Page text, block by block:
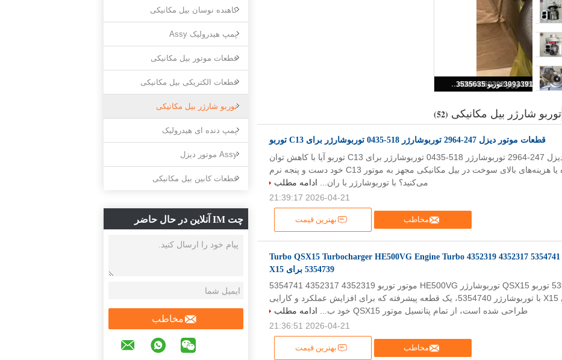
کاهنده نوسان بیل مکانیکی
پمپ هیدرولیک Assy
قطعات موتور بیل مکانیکی
قطعات الکتریکی بیل مکانیکی
توربو شارژر بیل مکانیکی
پمپ دنده ای هیدرولیک
Assy موتور دیزل
قطعات کابین بیل مکانیکی
چت IM آنلاین در حال حاضر
مخاطب
450-0550 TURBOCHARGER 4500550 434-6553 4346553 432-8950 4328950 450-0557 CAT390F توربو
توربو شارژر بیل مکانیکی (52)
قطعات موتور دیزل 247-2964 توربوشارژر 518-0435 توربوشارژر برای C13 توربو
مخاطب بهترین قیمت
قطعات موتور دیزل 247-2964 توربوشارژر 518-0435 توربوشارژر برای C13 توربو آیا با کاهش توان
موتور، دود سیاه یا هزینه‌های بالای سوخت در بیل مکانیکی مجهز به موتور C13 خود دست و پنجه نرم
می‌کنید؟ با توربوشارژر با ران... ادامه مطلب
2026-04-21 21:39:17
5354740 Turbo QSX15 Turbocharger HE500VG Engine Turbo 4352319 4352317 5354741
5354739 برای X15
مخاطب بهترین قیمت
5354740 توربو QSX15 توربوشارژر HE500VG موتور توربو 4352319 4352317 5354741
5354739 برای X15 با توربوشارژر 5354740، یک قطعه پیشرفته که برای افزایش عملکرد و کارایی
طراحی شده است، از تمام پتانسیل موتور QSX15 خود ب...
ادامه مطلب
2026-04-21 21:36:51